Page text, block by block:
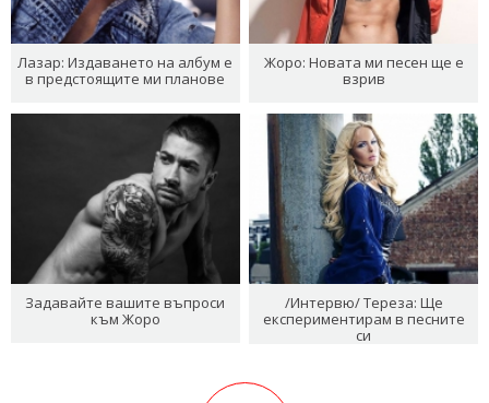
Лазар: Издаването на албум е
в предстоящите ми планове
Жоро: Новата ми песен ще е
взрив
Задавайте вашите въпроси
към Жоро
/Интервю/ Тереза: Ще
експериментирам в песните
си